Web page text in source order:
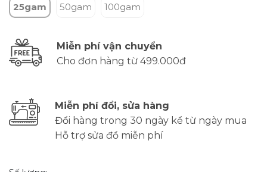
25gam 50gam 100gam
Miễn phí vận chuyển
Cho đơn hàng từ 499.000đ
Miễn phí đổi, sửa hàng
Đổi hàng trong 30 ngày kể từ ngày mua
Hỗ trợ sửa đồ miễn phí